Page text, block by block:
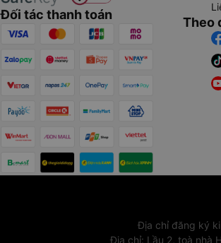
Đối tác thanh toán
Theo
Địa chỉ đăng ký
Địa chỉ: Lầu 2, toà nhà